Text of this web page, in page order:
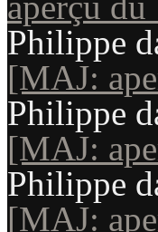
Philippe
[MAJ:
Philippe
[MAJ:
Philippe
[MAJ: